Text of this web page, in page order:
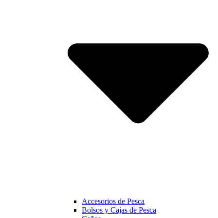
Accesorios de Pesca
Bolsos y Cajas de Pesca